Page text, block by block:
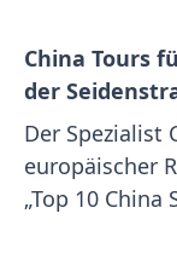
China Tours
der
Der Spezialist
europäischer
„Top 10 China